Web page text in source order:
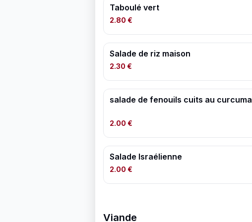
Taboulé vert
2.80 €
Salade de riz maison
2.30 €
salade de fenouils cuits au curcuma
2.00 €
Salade Israélienne
2.00 €
Viande